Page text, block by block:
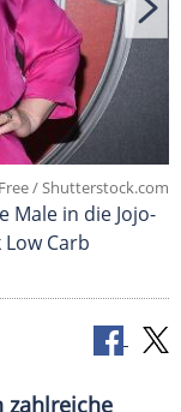
/ Shutterstock.com
Male in die Jojo-
Carb
zahlreiche